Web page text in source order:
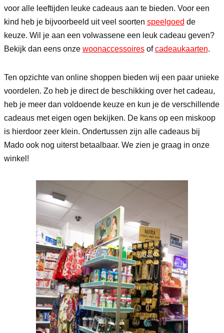
voor alle leeftijden leuke cadeaus aan te bieden. Voor een
kind heb je bijvoorbeeld uit veel soorten speelgoed de
keuze. Wil je aan een volwassene een leuk cadeau geven?
Bekijk dan eens onze woonaccessoiresofcadeaukaarten.
Ten opzichte van online shoppen bieden wij een paar unieke
voordelen. Zo heb je direct de beschikking over het cadeau,
heb je meer dan voldoende keuze en kun je de verschillende
cadeaus met eigen ogen bekijken. De kans op een miskoop
is hierdoor zeer klein. Ondertussen zijn alle cadeaus bij
Mado ook nog uiterst betaalbaar. We zien je graag in onze
winkel!